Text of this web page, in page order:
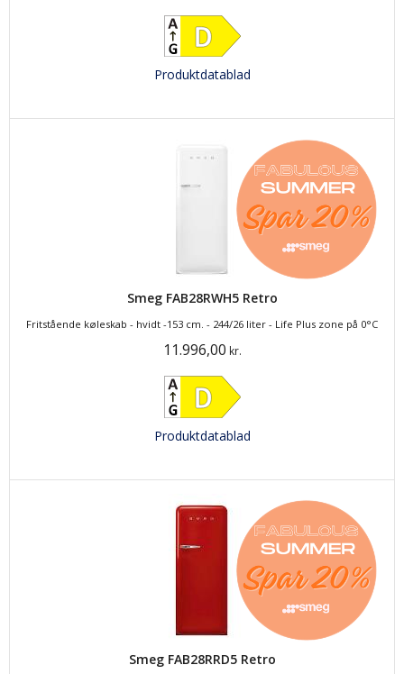
Produktdatablad
Smeg FAB28RWH5 Retro
Fritstående køleskab - hvidt -153 cm. - 244/26 liter - Life Plus zone på 0°C
11.996,00 kr.
Produktdatablad
Smeg FAB28RRD5 Retro